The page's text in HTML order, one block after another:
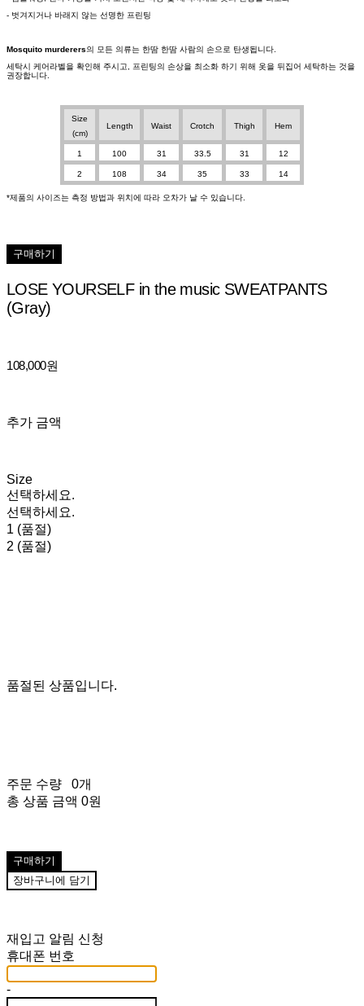
- 벗겨지거나 바래지 않는 선명한 프린팅
Mosquito murderers의 모든 의류는 한땀 한땀 사람의 손으로 탄생됩니다.
세탁시 케어라벨을 확인해 주시고, 프린팅의 손상을 최소화 하기 위해 옷을 뒤집어 세탁하는 것을
권장합니다.
Size
(cm)
Length Waist Crotch Thigh Hem
1 100 31 33.5 31 12
2 108 34 35 33 14
*제품의 사이즈는 측정 방법과 위치에 따라 오차가 날 수 있습니다.
구매하기
LOSE YOURSELF in the music SWEATPANTS
(Gray)
108,000원
추가 금액
Size
선택하세요.
선택하세요.
1 (품절)
2 (품절)
품절된 상품입니다.
주문 수량
0개
총 상품 금액 0원
구매하기
장바구니에 담기
재입고 알림 신청
휴대폰 번호
-